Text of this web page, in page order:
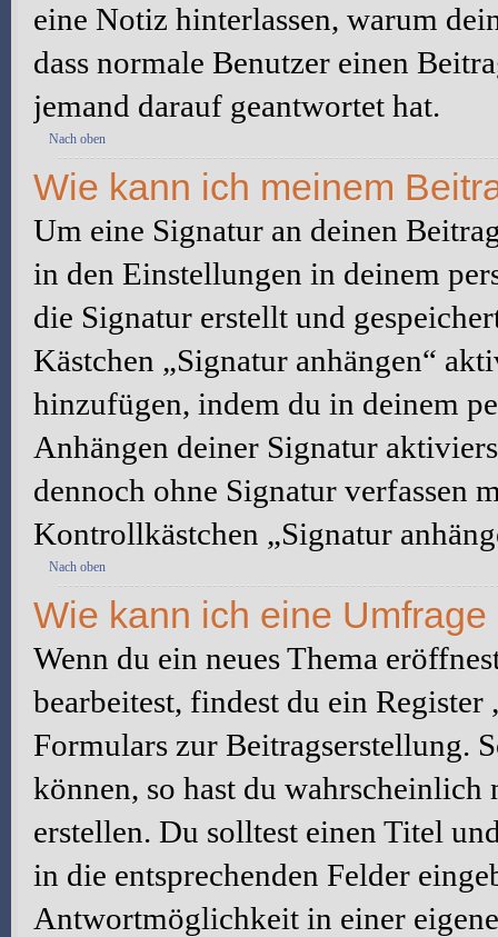
eine Notiz hinterlassen, warum
dass normale Benutzer einen
jemand darauf geantwortet hat.
Nach oben
Wie kann ich meinem
Um eine Signatur an deinen
in den Einstellungen in deinem
die Signatur erstellt und
Kästchen „Signatur anhängen“
hinzufügen, indem du in deinem
Anhängen deiner Signatur
dennoch ohne Signatur verfassen
Kontrollkästchen „Signatur
Nach oben
Wie kann ich eine
Wenn du ein neues Thema
bearbeitest, findest du ein
Formulars zur Beitragserstellung.
können, so hast du
erstellen. Du solltest einen Titel
in die entsprechenden Felder
Antwortmöglichkeit in einer